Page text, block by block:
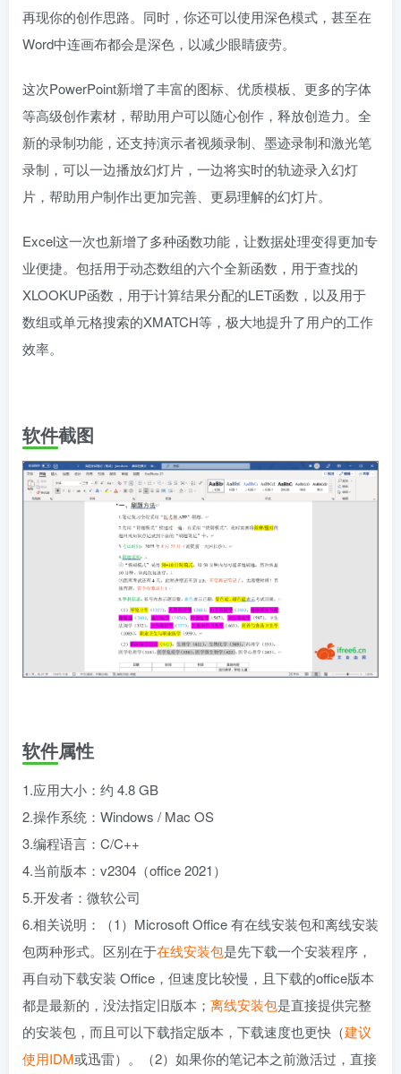
再现你的创作思路。同时，你还可以使用深色模式，甚至在
Word中连画布都会是深色，以减少眼睛疲劳。
这次PowerPoint新增了丰富的图标、优质模板、更多的字体
等高级创作素材，帮助用户可以随心创作，释放创造力。全
新的录制功能，还支持演示者视频录制、墨迹录制和激光笔
录制，可以一边播放幻灯片，一边将实时的轨迹录入幻灯
片，帮助用户制作出更加完善、更易理解的幻灯片。
Excel这一次也新增了多种函数功能，让数据处理变得更加专
业便捷。包括用于动态数组的六个全新函数，用于查找的
XLOOKUP函数，用于计算结果分配的LET函数，以及用于
数组或单元格搜索的XMATCH等，极大地提升了用户的工作
效率。
软件截图
软件属性
1.应用大小：约 4.8 GB
2.操作系统：Windows / Mac OS
3.编程语言：C/C++
4.当前版本：v2304（office 2021）
5.开发者：微软公司
6.相关说明：（1）Microsoft Office 有在线安装包和离线安装
包两种形式。区别在于在线安装包是先下载一个安装程序，
再自动下载安装 Office，但速度比较慢，且下载的office版本
都是最新的，没法指定旧版本； 离线安装包是直接提供完整
的安装包，而且可以下载指定版本，下载速度也更快（建议
使用IDM或迅雷）。（2）如果你的笔记本之前激活过，直接